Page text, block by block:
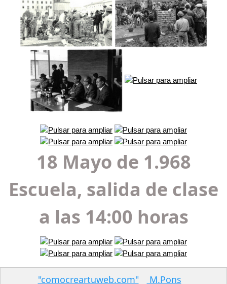
18 Mayo de 1.968
Escuela, salida de clase
a las 14:00 horas
"comocreartuweb.com" M.Pons